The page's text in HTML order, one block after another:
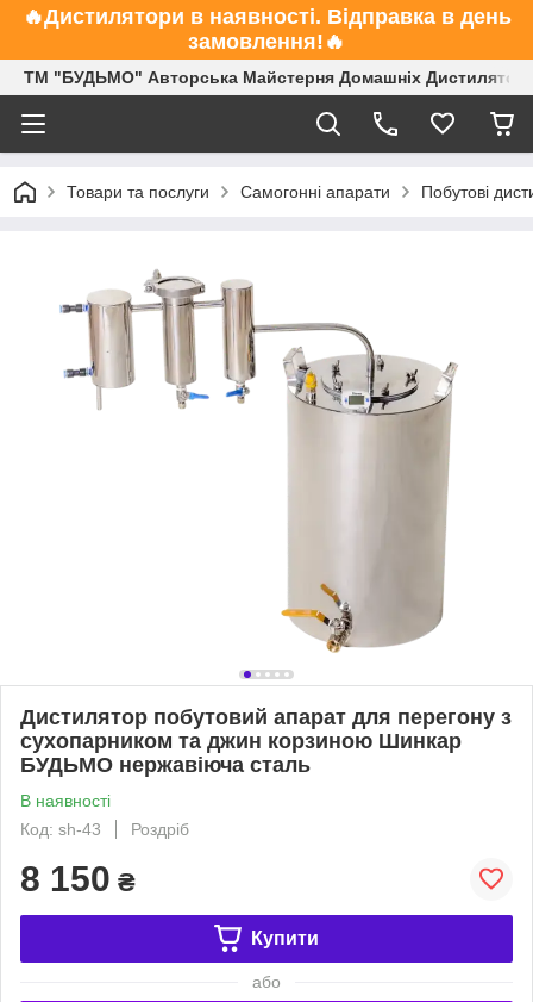
🔥Дистилятори в наявності. Відправка в день
замовлення!🔥
ТМ "БУДЬМО" Авторська Майстерня Домашніх
Товари та послуги Самогонні апарати Побутові
Дистилятор побутовий апарат для перегону з
сухопарником та джин корзиною Шинкар
БУДЬМО нержавіюча сталь
В наявності
Код: sh-43
Роздріб
8 150 ₴
Купити
або